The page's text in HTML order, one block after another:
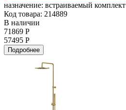
назначение: встраиваемый комплект
Код товара: 214889
В наличии
71869 Р
57495 Р
Подробнее